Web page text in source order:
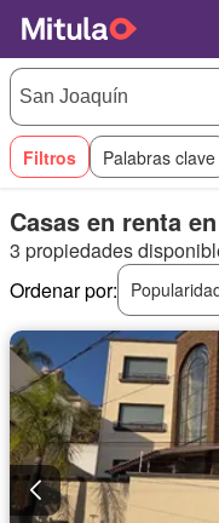
Filtros Palabras clave
Casas en renta
3 propiedades
Ordenar por: